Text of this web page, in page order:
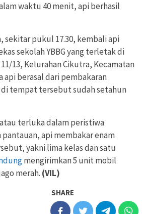
waktu 40 menit, api berhasil
sekitar pukul 17.30, kembali api
sekolah YBBG yang terletak di
13, Kelurahan Cikutra, Kecamatan
api berasal dari pembakaran
tempat tersebut sudah setahun
terluka dalam peristiwa
api membakar enam
yakni lima kelas dan satu
mengirimkan 5 unit mobil
merah. (VIL)
SHARE